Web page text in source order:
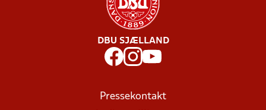
DBU SJÆLLAND
Pressekontakt